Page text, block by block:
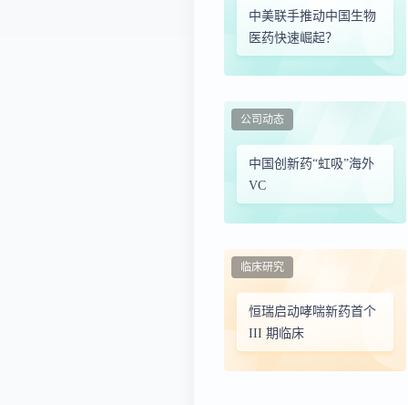
中美联手推动中国生物
医药快速崛起？
中国创新药“虹吸”海外
VC
公司动态
恒瑞启动哮喘新药首个
III 期临床
临床研究